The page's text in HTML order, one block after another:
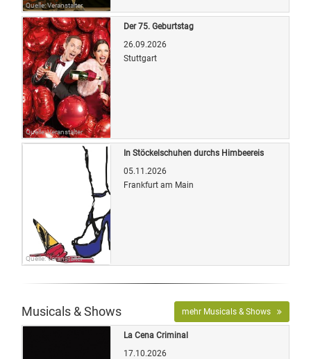
Quelle: Veranstalter
Quelle: Veranstalter
Der 75. Geburtstag
26.09.2026
Stuttgart
Quelle: Veranstalter
In Stöckelschuhen durchs Himbeereis
05.11.2026
Frankfurt am Main
Musicals & Shows mehr Musicals & Shows
La Cena Criminal
17.10.2026